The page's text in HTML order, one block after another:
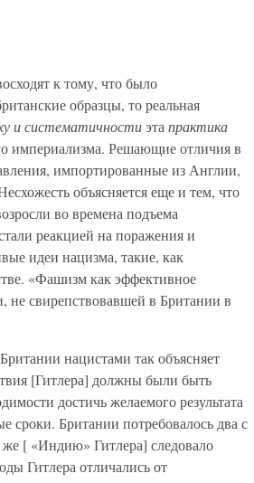
к тому, что было
образцы, то реальная
и систематичностиэта практика
империализма. Решающие отличия в
импортированные из Англии,
объясняется еще и тем, что
во времена подъема
реакцией на поражения и
идеи нацизма, такие, как
«Фашизм как эффективное
не свирепствовавшей в Британии в
нацистами так объясняет
[Гитлера] должны были быть
достичь желаемого результата
сроки. Британии потребовалось два с
[ «Индию» Гитлера] следовало
Гитлера отличались от